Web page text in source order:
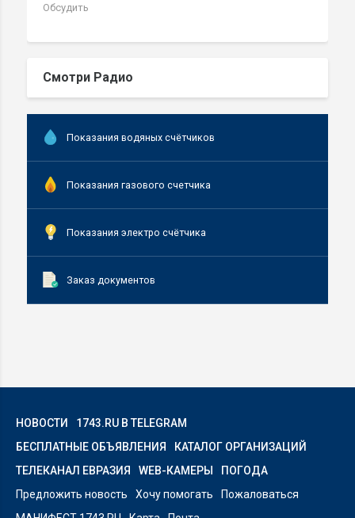
Обсудить
Смотри Радио
Показания водяных счётчиков
Показания газового счетчика
Показания электро счётчика
Заказ документов
НОВОСТИ
1743.RU В TELEGRAM
БЕСПЛАТНЫЕ ОБЪЯВЛЕНИЯ
КАТАЛОГ ОРГАНИЗАЦИЙ
ТЕЛЕКАНАЛ ЕВРАЗИЯ
WEB-КАМЕРЫ
ПОГОДА
Предложить новость
Хочу помогать
Пожаловаться